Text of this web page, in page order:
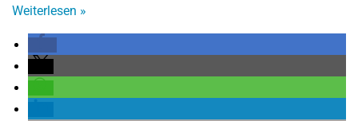
Weiterlesen »